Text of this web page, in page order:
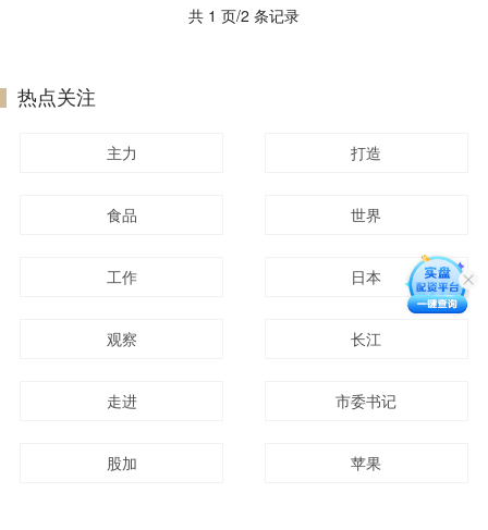
共 1 页/2 条记录
热点关注
主力 打造
食品 世界
工作 日本
观察 长江
走进 市委书记
股加 苹果